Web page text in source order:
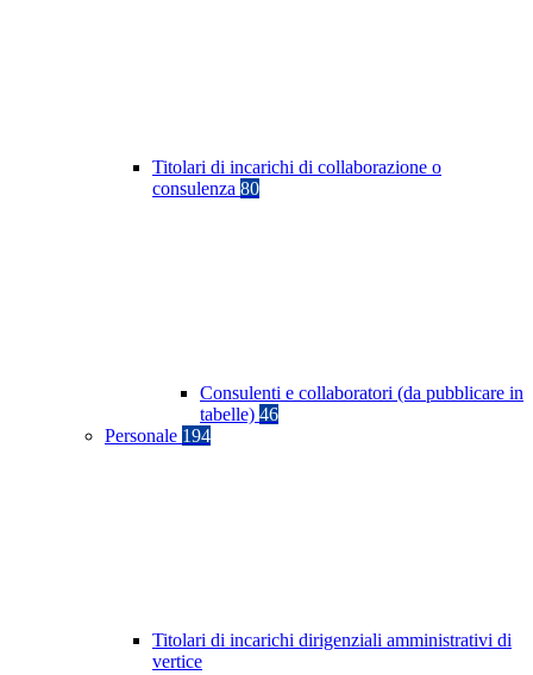
Titolari di incarichi di collaborazione o
consulenza 80
Consulenti e collaboratori (da pubblicare in
tabelle) 46
Personale 194
Titolari di incarichi dirigenziali amministrativi di
vertice